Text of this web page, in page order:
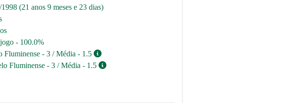
(21 anos 9 meses e 23 dias)
- 100.0%
Fluminense - 3 / Média - 1.5
Fluminense - 3 / Média - 1.5